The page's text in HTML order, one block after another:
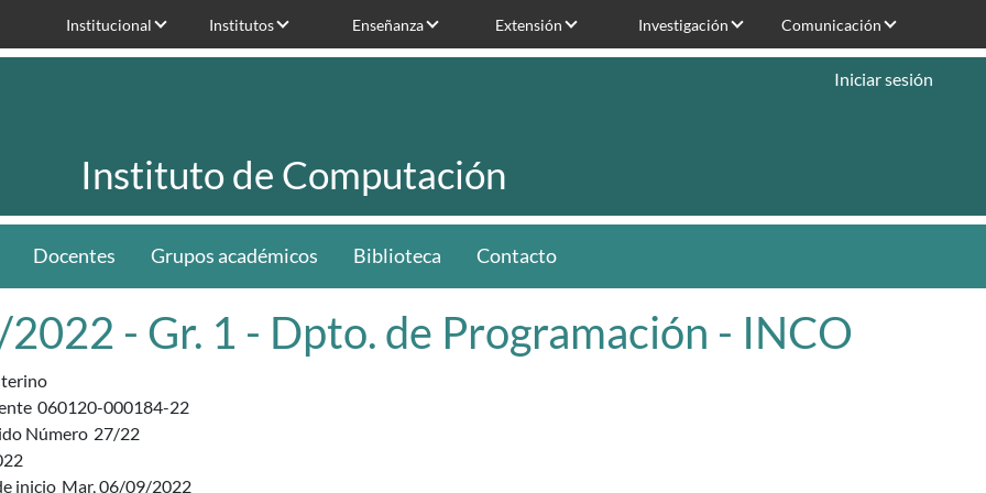
Institucional Institutos Enseñanza Extensión Investigación Comunicación
Instituto de Computación
Iniciar sesión
Docentes Grupos académicos Biblioteca Contacto
- Gr. 1 - Dpto. de Programación - INCO
060120-000184-22
Número 27/22
inicio Mar, 06/09/2022